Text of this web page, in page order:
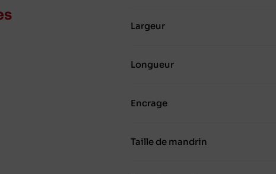
Largeur
Longueur
Encrage
Taille de mandrin